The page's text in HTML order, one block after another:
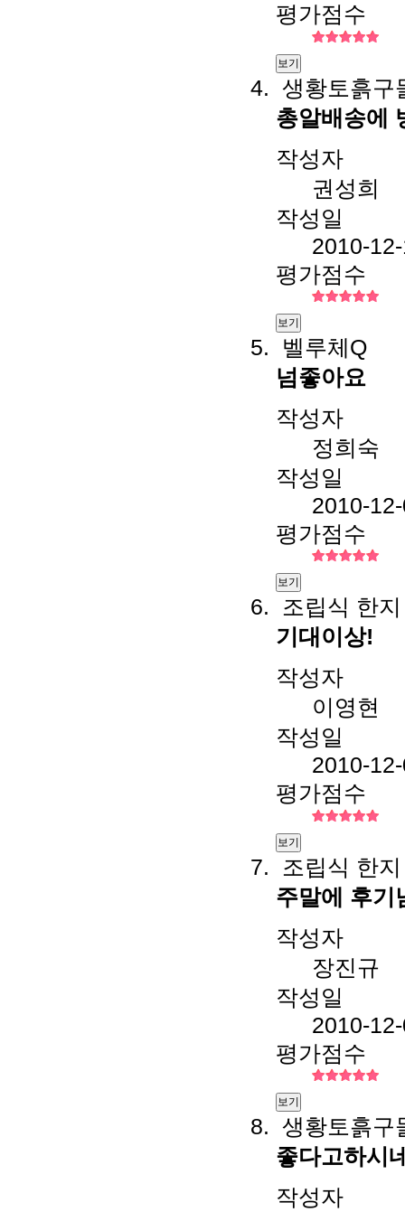
평가점수
보기
생황토흙구
총알배송에
작성자
권성희
작성일
2010-
평가점수
보기
벨루체Q
넘좋아요
작성자
정희숙
작성일
2010-
평가점수
보기
조립식 한
기대이상!
작성자
이영현
작성일
2010-
평가점수
보기
조립식 한
주말에 후기
작성자
장진규
작성일
2010-
평가점수
보기
생황토흙구
좋다고하시
작성자